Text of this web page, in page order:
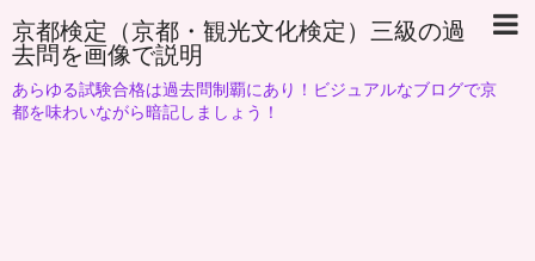
京都検定（京都・観光文化検定）三級の過
去問を画像で説明
あらゆる試験合格は過去問制覇にあり！ビジュアルなブログで京
都を味わいながら暗記しましょう！